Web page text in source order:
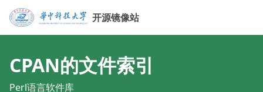
开源镜像站
CPAN的文件索引
Perl语言软件库